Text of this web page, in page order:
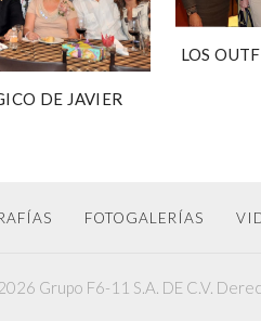
DE JAVIER
LOS
FOTOGALERÍAS
Grupo F6-11 S.A. DE C.V.